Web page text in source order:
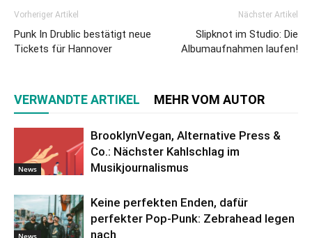
Vorheriger Artikel
Punk In Drublic bestätigt neue
Tickets für Hannover
Nächster Artikel
Slipknot im Studio: Die
Albumaufnahmen laufen!
VERWANDTE ARTIKEL MEHR VOM AUTOR
News
BrooklynVegan, Alternative Press &
Co.: Nächster Kahlschlag im
Musikjournalismus
Keine perfekten Enden, dafür
perfekter Pop-Punk: Zebrahead legen
nach